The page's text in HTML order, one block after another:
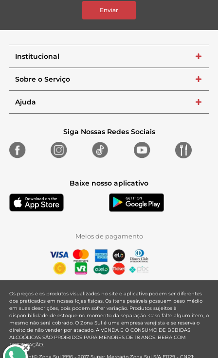
Enviar
Institucional +
Sobre o Serviço +
Ajuda +
Siga Nossas Redes Sociais
Baixe nosso aplicativo
Meios de pagamento
Os preços e os produtos visualizados no site e aplicativo podem ser diferentes
dos praticados em nossas lojas físicas. Os itens pesáveis possuem peso médio
em suas descrições, pois podem sofrer variação. Produtos sujeitos à
disponibilidade de estoque no momento da separação. Caso falte algum item, o
mesmo não será cobrado. O Zona Sul é uma empresa varejista e se reserva o
direito de não vender por atacado. A VENDA E O CONSUMO DE BEBIDAS
ALCOÓLICAS SÃO PROIBIDOS PARA MENORES DE 18 ANOS. BEBA COM
MODERAÇÃO.